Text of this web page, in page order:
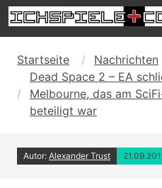
Startseite
Nachrichten
Dead Space 2 – EA
Melbourne, das am
beteiligt war
Autor: Alexander Trust